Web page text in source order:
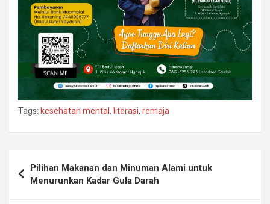
Tags: kesehatan mental, literasi, remaja
pos
Pilihan Makanan dan Minuman Alami untuk
Menurunkan Kadar Gula Darah